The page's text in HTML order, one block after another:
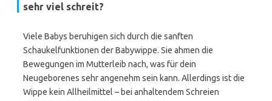
sehr viel schreit?
Viele Babys beruhigen sich durch die sanften
Schaukelfunktionen der Babywippe. Sie ahmen die
Bewegungen im Mutterleib nach, was für dein
Neugeborenes sehr angenehm sein kann. Allerdings ist die
Wippe kein Allheilmittel – bei anhaltendem Schreien